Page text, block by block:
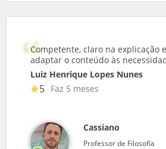
Competente, claro na explicação
adaptar o conteúdo às
Luiz Henrique Lopes Nunes
5 Faz 5 meses
Cassiano
Professor de Filosofía